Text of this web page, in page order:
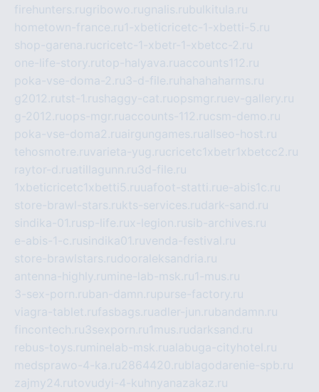
firehunters.rugribowo.rugnalis.rubulkitula.ru
hometown-france.ru1-xbeticricetc-1-xbetti-5.ru
shop-garena.rucricetc-1-xbetr-1-xbetcc-2.ru
one-life-story.rutop-halyava.ruaccounts112.ru
poka-vse-doma-2.ru3-d-file.ru hahahaharms.ru
g2012.rutst-1.rushaggy-cat.ruopsmgr.ruev-gallery.ru
g-2012.ruops-mgr.ruaccounts-112.rucsm-demo.ru
poka-vse-doma2.ruairgungames.ruallseo-host.ru
tehosmotre.ruvarieta-yug.rucricetc1xbetr1xbetcc2.ru
raytor-d.ruatillagunn.ru3d-file.ru
1xbeticricetc1xbetti5.ruuafoot-statti.rue-abis1c.ru
store-brawl-stars.rukts-services.rudark-sand.ru
sindika-01.rusp-life.rux-legion.rusib-archives.ru
e-abis-1-c.rusindika01.ruvenda-festival.ru
store-brawlstars.rudooraleksandria.ru
antenna-highly.ru mine-lab-msk.ru1-mus.ru
3-sex-porn.ruban-damn.rupurse-factory.ru
viagra-tablet.rufasbags.ruadler-jun.rubandamn.ru
fincontech.ru3sexporn.ru1mus.rudarksand.ru
rebus-toys.ru minelab-msk.rualabuga-cityhotel.ru
medsprawo-4-ka.ru2864420.rublagodarenie-spb.ru
zajmy24.rutovudyi-4-kuhnyanazakaz.ru